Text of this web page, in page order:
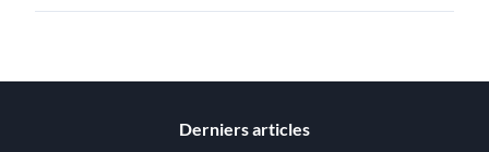
Derniers articles